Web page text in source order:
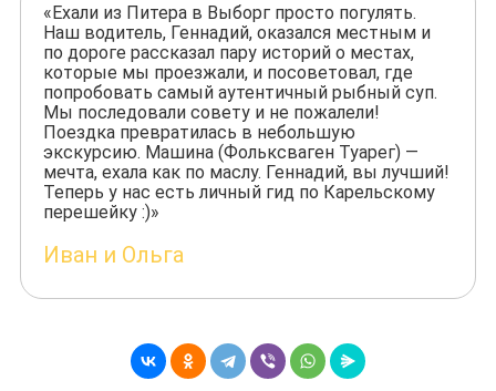
«Ехали из Питера в Выборг просто погулять.
Наш водитель, Геннадий, оказался местным и
по дороге рассказал пару историй о местах,
которые мы проезжали, и посоветовал, где
попробовать самый аутентичный рыбный суп.
Мы последовали совету и не пожалели!
Поездка превратилась в небольшую
экскурсию. Машина (Фольксваген Туарег) —
мечта, ехала как по маслу. Геннадий, вы лучший!
Теперь у нас есть личный гид по Карельскому
перешейку :)»
Иван и Ольга